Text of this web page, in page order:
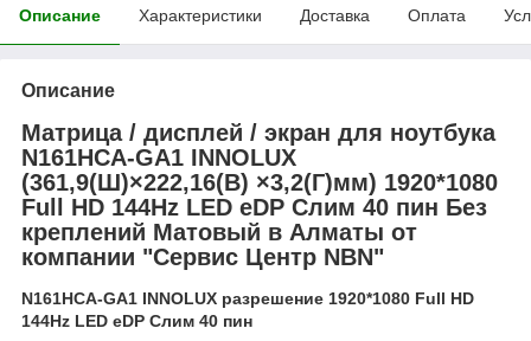
Описание Характеристики Доставка Оплата
Описание
Матрица / дисплей / экран для ноутбука
N161HCA-GA1 INNOLUX
(361,9(Ш)×222,16(В) ×3,2(Г)мм) 1920*1080
Full HD 144Hz LED eDP Слим 40 пин Без
креплений Матовый в Алматы от
компании "Сервис Центр NBN"
N161HCA-GA1 INNOLUX разрешение 1920*1080 Full HD
144Hz LED eDP Слим 40 пин